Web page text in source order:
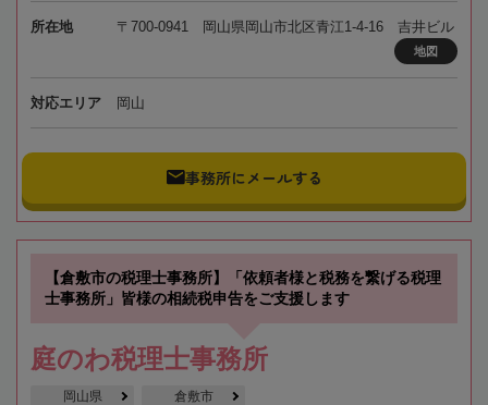
所在地 〒700-0941 岡山県岡山市北区青江1-4-16 吉井ビル
地図
対応エリア 岡山
事務所にメールする
【倉敷市の税理士事務所】「依頼者様と税務を繋げる税理
士事務所」皆様の相続税申告をご支援します
庭のわ税理士事務所
岡山県 倉敷市